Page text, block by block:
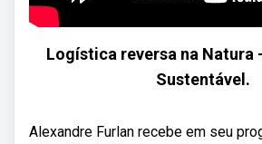
Logística reversa na Natura
Sustentável.
Alexandre Furlan recebe em seu